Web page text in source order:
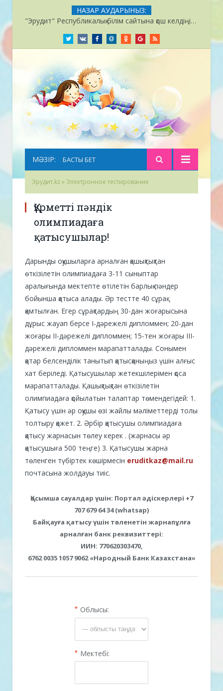
НАЗАР АУДАРЫНЫЗ:
"Эрудит" Республикалық білім сайтына қош келдіңіздер!
TwitterВконтакте
FacebookM@ilОднокласники
Google+RSS
МӘЗІР: БАСТЫ БЕТ
Эрудит.kz» Электронное тестирование
Құрметті пәндік
олимпиадаға
қатысушылар!
Дарынды оқушыларға арналған қашықтықтан
өткізілетін олимпиадаға 3-11 сыныптар
аралығында мектепте өтілетін барлық пәндер
бойынша қатыса алады. Әр тестте 40 сұрақ
қамтылған. Егер сұрақтардың 30-дан жоғарысына
дұрыс жауап берсе І-дәрежелі дипломмен; 20-дан
жоғары ІІ-дәрежелі дипломмен; 15-тен жоғары ІІІ-
дәрежелі дипломмен марапатталады. Сонымен
қатар белсенділік танытып қатысқаныңыз үшін алғыс
хат беріледі. Қатысушылар жетекшілерімен қоса
марапатталады. Қашықтықтан өткізілетін
олимпиадаға қойылатын талаптар төмендегідей: 1.
Қатысу үшін әр оқушы өзі жайлы мәліметтерді толық
толтыру қажет. 2. Әрбір қатысушы олимпиадаға
қатысу жарнасын төлеу керек . (жарнасы әр
қатысушыға 500 теңге) 3. Қатысушы жарна
төленген түбіртек көшірмесін eruditkaz@mail.ru
почтасына жолдауы тиіс.
Қосымша сауалдар үшін: Портал әдіскерлері +7
707 679 64 34 (whatsap)
Байқауға қатысу үшін төленетін жарнапұлға
арналған банк реквизиттері:
ИИН: 770620303470,
6762 0035 1057 9062 «Народный Банк Казахстана»
* Облысы:
* Мектебі: